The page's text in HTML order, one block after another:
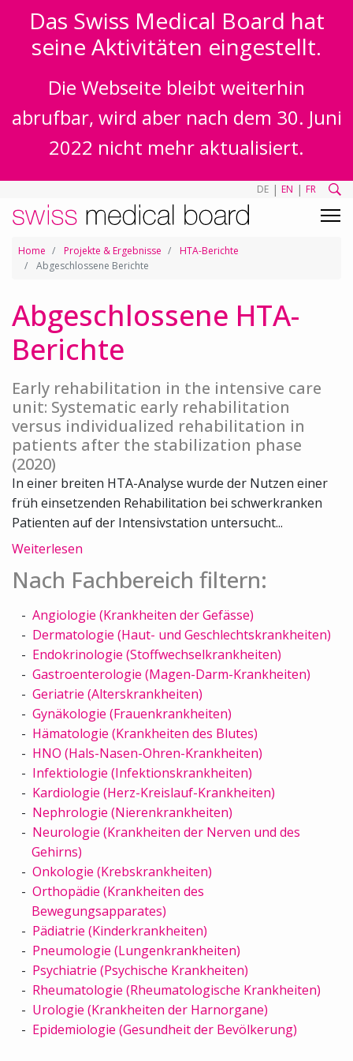
Das Swiss Medical Board hat
seine Aktivitäten eingestellt.
Die Webseite bleibt weiterhin
abrufbar, wird aber nach dem 30. Juni
2022 nicht mehr aktualisiert.
DE | EN | FR
Home Projekte & Ergebnisse
HTA-Berichte
Abgeschlossene Berichte
Abgeschlossene HTA-
Berichte
Early rehabilitation in the intensive care
unit: Systematic early rehabilitation
versus individualized rehabilitation in
patients after the stabilization phase
(2020)
In einer breiten HTA-Analyse wurde der Nutzen einer
früh einsetzenden Rehabilitation bei schwerkranken
Patienten auf der Intensivstation untersucht...
Weiterlesen
Nach Fachbereich filtern:
Angiologie (Krankheiten der Gefässe)
Dermatologie (Haut- und Geschlechtskrankheiten)
Endokrinologie (Stoffwechselkrankheiten)
Gastroenterologie (Magen-Darm-Krankheiten)
Geriatrie (Alterskrankheiten)
Gynäkologie (Frauenkrankheiten)
Hämatologie (Krankheiten des Blutes)
HNO (Hals-Nasen-Ohren-Krankheiten)
Infektiologie (Infektionskrankheiten)
Kardiologie (Herz-Kreislauf-Krankheiten)
Nephrologie (Nierenkrankheiten)
Neurologie (Krankheiten der Nerven und des
Gehirns)
Onkologie (Krebskrankheiten)
Orthopädie (Krankheiten des
Bewegungsapparates)
Pädiatrie (Kinderkrankheiten)
Pneumologie (Lungenkrankheiten)
Psychiatrie (Psychische Krankheiten)
Rheumatologie (Rheumatologische Krankheiten)
Urologie (Krankheiten der Harnorgane)
Epidemiologie (Gesundheit der Bevölkerung)